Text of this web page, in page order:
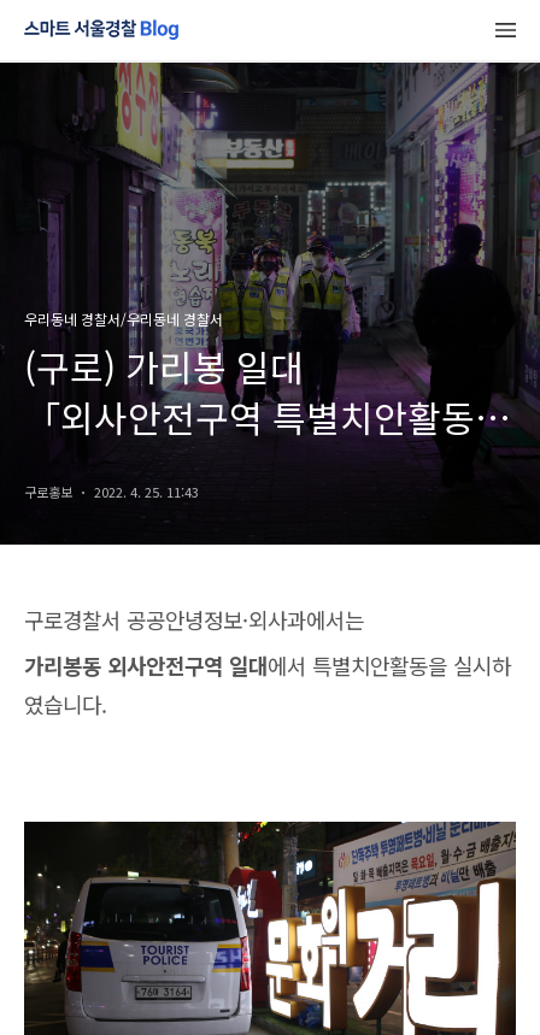
우리동네 경찰서/우리동네 경찰서
(구로) 가리봉 일대
「외사안전구역 특별치안활동」
구로홍보 2022. 4. 25. 11:43
구로경찰서 공공안녕정보·외사과에서는
가리봉동 외사안전구역 일대에서 특별치안활동을 실시하
였습니다.